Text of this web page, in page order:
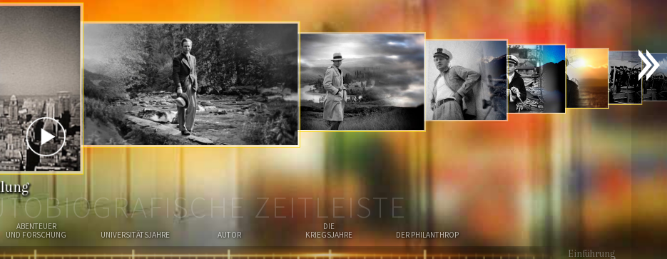
VIDEO
ANSCHAUEN
Ü
H
R
U
N
G
A
N
T
H
R
O
P
E
A
H
R
E
O
R
V
E
R
S
I
T
Ä
T
N
T
E
U
R
E
R
N
E
R
O
S
T
E
N
Ü
H
E
J
A
H
R
E
ZEITLEISTE
ABENTEUER
UND FORSCHUNG
UNIVERSITÄTSJAHRE AUTOR
DIE
KRIEGSJAHRE
DER PHILANTHROP
Einführung